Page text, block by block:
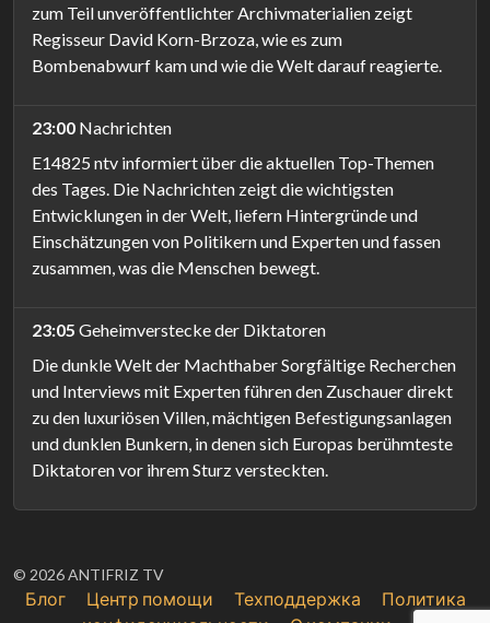
zum Teil unveröffentlichter Archivmaterialien zeigt
Regisseur David Korn-Brzoza, wie es zum
Bombenabwurf kam und wie die Welt darauf reagierte.
23:00 Nachrichten
E14825 ntv informiert über die aktuellen Top-Themen
des Tages. Die Nachrichten zeigt die wichtigsten
Entwicklungen in der Welt, liefern Hintergründe und
Einschätzungen von Politikern und Experten und fassen
zusammen, was die Menschen bewegt.
23:05 Geheimverstecke der Diktatoren
Die dunkle Welt der Machthaber Sorgfältige Recherchen
und Interviews mit Experten führen den Zuschauer direkt
zu den luxuriösen Villen, mächtigen Befestigungsanlagen
und dunklen Bunkern, in denen sich Europas berühmteste
Diktatoren vor ihrem Sturz versteckten.
© 2026 ANTIFRIZ TV
Блог Центр помощи Техподдержка
Политика